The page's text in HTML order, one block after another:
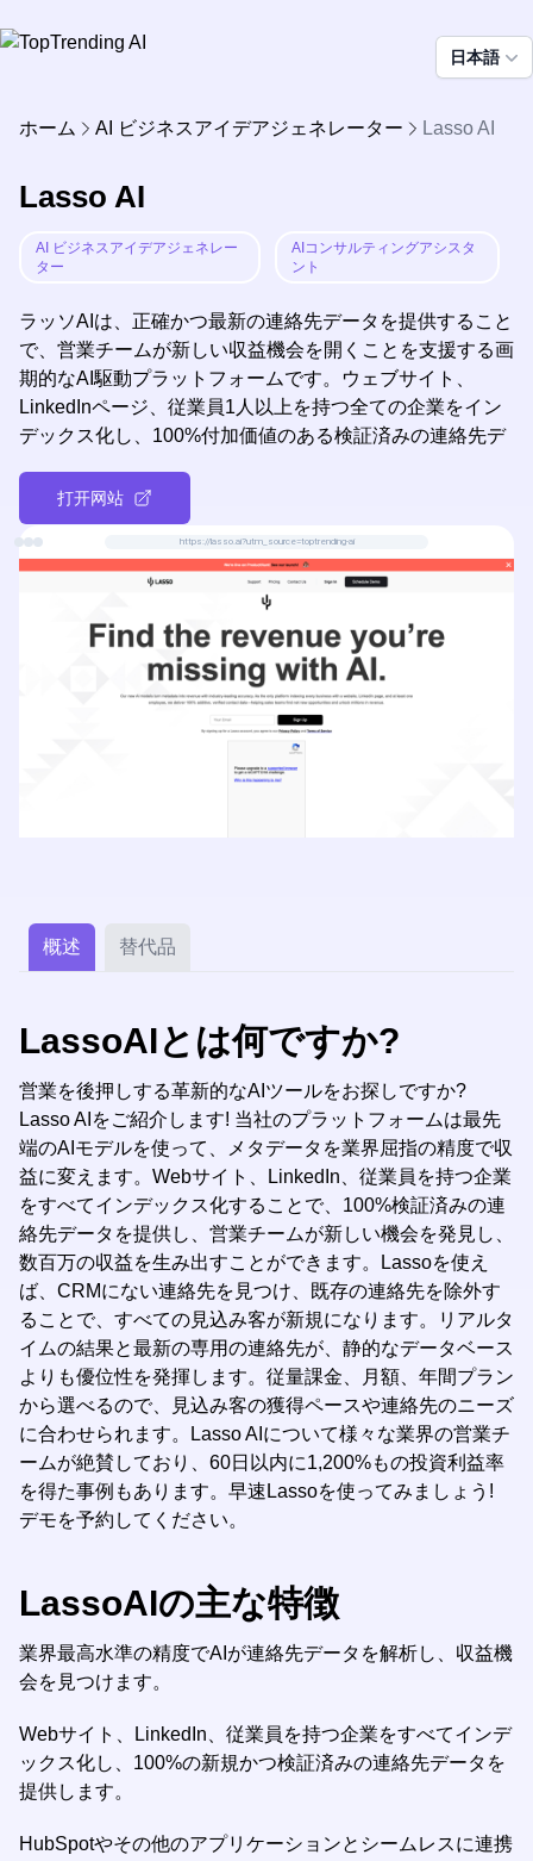
日本語
ホーム AI ビジネスアイデアジェネレーター Lasso AI
Lasso AI
AI ビジネスアイデアジェネレー
ター
AIコンサルティングアシスタ
ント
ラッソAIは、正確かつ最新の連絡先データを提供すること
で、営業チームが新しい収益機会を開くことを支援する画
期的なAI駆動プラットフォームです。ウェブサイト、
LinkedInページ、従業員1人以上を持つ全ての企業をイン
デックス化し、100%付加価値のある検証済みの連絡先デ
万ドルの収益を引き出すことを可能にします。
打开网站
https://lasso.ai?utm_source=toptrending-ai
概述 替代品
LassoAIとは何ですか?
営業を後押しする革新的なAIツールをお探しですか?
Lasso AIをご紹介します! 当社のプラットフォームは最先
端のAIモデルを使って、メタデータを業界屈指の精度で収
益に変えます。Webサイト、LinkedIn、従業員を持つ企業
をすべてインデックス化することで、100%検証済みの連
絡先データを提供し、営業チームが新しい機会を発見し、
数百万の収益を生み出すことができます。Lassoを使え
ば、CRMにない連絡先を見つけ、既存の連絡先を除外す
ることで、すべての見込み客が新規になります。リアルタ
イムの結果と最新の専用の連絡先が、静的なデータベース
よりも優位性を発揮します。従量課金、月額、年間プラン
から選べるので、見込み客の獲得ペースや連絡先のニーズ
に合わせられます。Lasso AIについて様々な業界の営業チ
ームが絶賛しており、60日以内に1,200%もの投資利益率
を得た事例もあります。早速Lassoを使ってみましょう!
デモを予約してください。
LassoAIの主な特徴
業界最高水準の精度でAIが連絡先データを解析し、収益機
会を見つけます。
Webサイト、LinkedIn、従業員を持つ企業をすべてインデ
ックス化し、100%の新規かつ検証済みの連絡先データを
提供します。
HubSpotやその他のアプリケーションとシームレスに連携